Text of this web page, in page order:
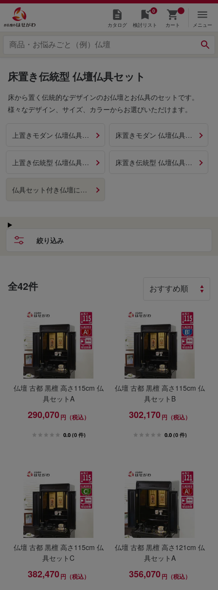
カタログ
0
検討リスト カート メニュー
床置き伝統型 仏壇仏具セット
床から置く伝統的なデザインのお仏壇とお仏具のセットです。
様々なデザイン、サイズ、カラーからお選びいただけます。
上置きモダン 仏壇仏具セット 床置きモダン 仏壇仏具セット
上置き伝統型 仏壇仏具セット 床置き伝統型 仏壇仏具セット
仏具セット付き仏壇に戻る
全42件
絞り込み
仏壇 古都 黒檀 高さ115cm 仏
具セットA
290,070円（税込）
0.0 (0 件)
仏壇 古都 黒檀 高さ115cm 仏
具セットB
302,170円（税込）
0.0 (0 件)
仏壇 古都 黒檀 高さ115cm 仏
具セットC
382,470円（税込）
仏壇 古都 黒檀 高さ121cm 仏
具セットA
356,070円（税込）